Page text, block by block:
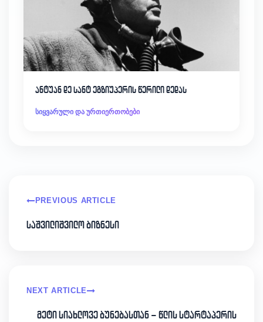
ანტუან დე სანტ ეგზიუპერის წერილი დედას
სიყვარული და ურთიერთობები
PREVIOUS ARTICLE
საშვილიშვილო ბიზნესი
NEXT ARTICLE
მეტი სიახლოვე ბუნებასთან – წლის სტარტაპერის